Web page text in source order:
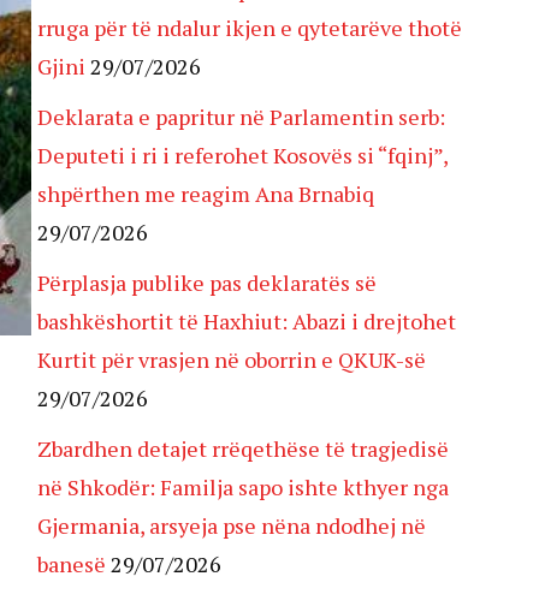
rruga për të ndalur ikjen e qytetarëve thotë
Gjini 29/07/2026
Deklarata e papritur në Parlamentin serb:
Deputeti i ri i referohet Kosovës si “fqinj”,
shpërthen me reagim Ana Brnabiq
29/07/2026
Përplasja publike pas deklaratës së
bashkëshortit të Haxhiut: Abazi i drejtohet
Kurtit për vrasjen në oborrin e QKUK-së
29/07/2026
Zbardhen detajet rrëqethëse të tragjedisë
në Shkodër: Familja sapo ishte kthyer nga
Gjermania, arsyeja pse nëna ndodhej në
banesë 29/07/2026